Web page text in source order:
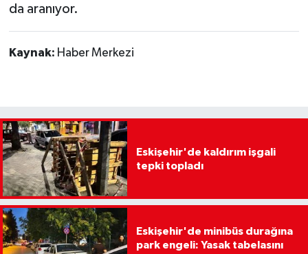
da aranıyor.
Kaynak: Haber Merkezi
Eskişehir'de kaldırım işgali
tepki topladı
Eskişehir'de minibüs durağına
park engeli: Yasak tabelasını